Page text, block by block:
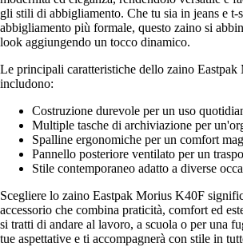
gli stili di abbigliamento. Che tu sia in jeans e t-
abbigliamento più formale, questo zaino si
look aggiungendo un tocco dinamico.
Le principali caratteristiche dello zaino
includono:
Costruzione durevole per un uso
Multiple tasche di archiviazione per
Spalline ergonomiche per un comfort
Pannello posteriore ventilato per un
Stile contemporaneo adatto a diverse
Scegliere lo zaino Eastpak Morius K40F
accessorio che combina praticità, comfort ed
si tratti di andare al lavoro, a scuola o per una
tue aspettative e ti accompagnerà con stile in